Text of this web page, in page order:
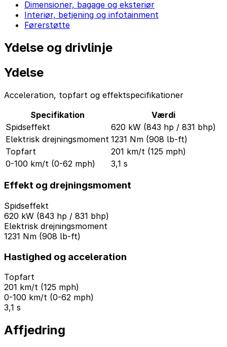
Dimensioner, bagage og eksteriør
Interiør, betjening og infotainment
Førerstøtte
Ydelse og drivlinje
Ydelse
Acceleration, topfart og effektspecifikationer
Specifikation
Værdi
Spidseffekt
620 kW (843 hp / 831 bhp)
Elektrisk drejningsmoment 1231 Nm (908 lb-ft)
Topfart
201 km/t (125 mph)
0-100 km/t (0-62 mph)
3,1 s
Effekt og drejningsmoment
Spidseffekt
620 kW (843 hp / 831 bhp)
Elektrisk drejningsmoment
1231 Nm (908 lb-ft)
Hastighed og acceleration
Topfart
201 km/t (125 mph)
0-100 km/t (0-62 mph)
3,1 s
Affjedring